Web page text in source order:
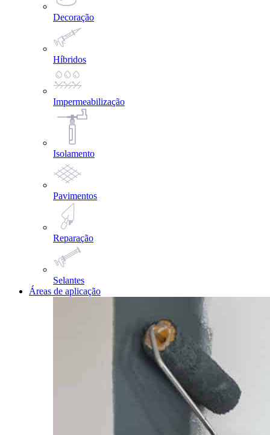
Decoração
Híbridos
Impermeabilização
Isolamento
Pavimentos
Reparação
Selantes
Áreas de aplicação